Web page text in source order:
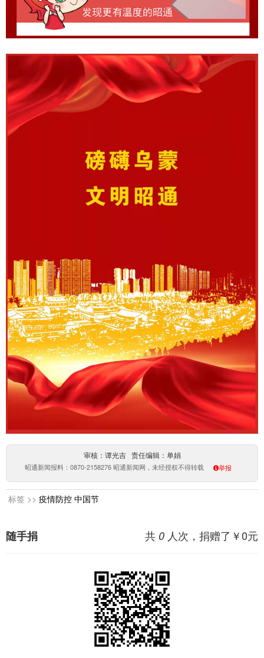
审核：谭光吉 责任编辑：单娟
昭通新闻报料：0870-2158276 昭通新闻网，未经授权不得转载 举报
标签 >> 疫情防控 中国节
共 0 人次，捐赠了￥0元
随手捐